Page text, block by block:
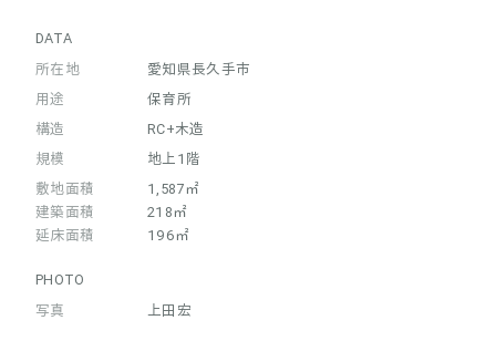
DATA
所在地
愛知県長久手市
用途
保育所
構造
RC+木造
規模
地上1階
敷地面積
建築面積
延床面積
1,587㎡
218㎡
196㎡
PHOTO
写真
上田宏